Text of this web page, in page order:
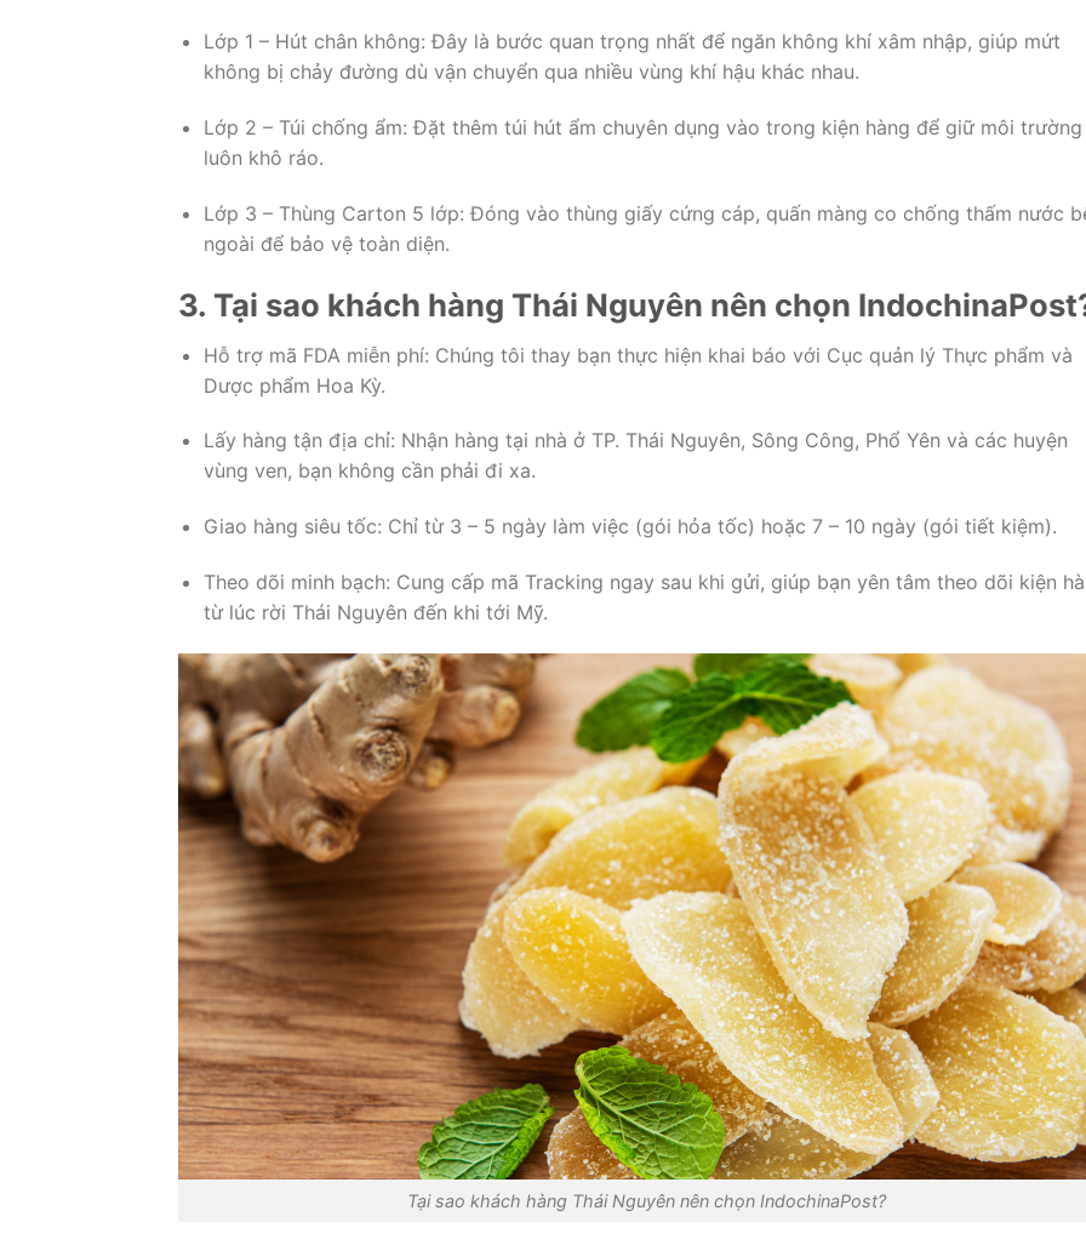
Lớp 1 – Hút chân không: Đây là bước quan trọng nhất để ngăn không khí xâm nhập, giúp mứt
không bị chảy đường dù vận chuyển qua nhiều vùng khí hậu khác nhau.
Lớp 2 – Túi chống ẩm: Đặt thêm túi hút ẩm chuyên dụng vào trong kiện hàng để giữ môi trường
luôn khô ráo.
Lớp 3 – Thùng Carton 5 lớp: Đóng vào thùng giấy cứng cáp, quấn màng co chống thấm nước
ngoài để bảo vệ toàn diện.
3. Tại sao khách hàng Thái Nguyên nên chọn
Hỗ trợ mã FDA miễn phí: Chúng tôi thay bạn thực hiện khai báo với Cục quản lý Thực phẩm và
Dược phẩm Hoa Kỳ.
Lấy hàng tận địa chỉ: Nhận hàng tại nhà ở TP. Thái Nguyên, Sông Công, Phổ Yên và các huyện
vùng ven, bạn không cần phải đi xa.
Giao hàng siêu tốc: Chỉ từ 3 – 5 ngày làm việc (gói hỏa tốc) hoặc 7 – 10 ngày (gói tiết kiệm).
Theo dõi minh bạch: Cung cấp mã Tracking ngay sau khi gửi, giúp bạn yên tâm theo dõi kiện
từ lúc rời Thái Nguyên đến khi tới Mỹ.
Tại sao khách hàng Thái Nguyên nên chọn IndochinaPost?